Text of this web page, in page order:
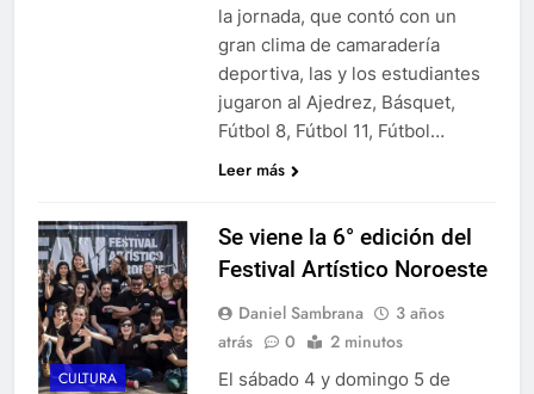
la jornada, que contó con un
gran clima de camaradería
deportiva, las y los estudiantes
jugaron al Ajedrez, Básquet,
Fútbol 8, Fútbol 11, Fútbol…
Leer más
CULTURA
Se viene la 6° edición del
Festival Artístico Noroeste
Daniel Sambrana
3 años
atrás
0 2 minutos
El sábado 4 y domingo 5 de